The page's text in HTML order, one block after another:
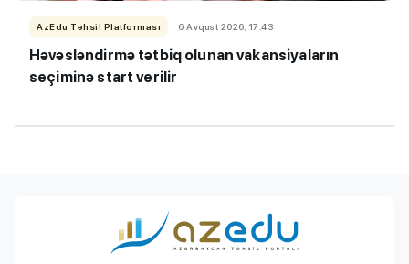
AzEdu Təhsil Platforması 6 Avqust 2026, 17:43
Həvəsləndirmə tətbiq olunan vakansiyaların
seçiminə start verilir